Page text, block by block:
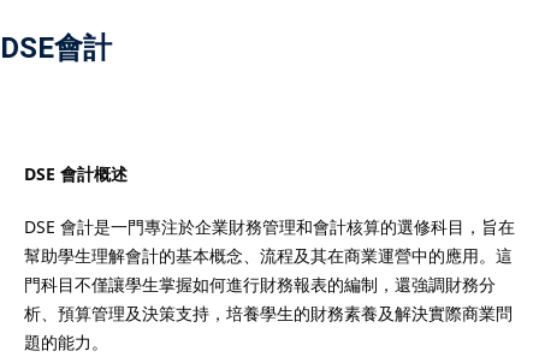
DSE會計
DSE 會計概述
DSE 會計是一門專注於企業財務管理和會計核算的選修科目，旨在
幫助學生理解會計的基本概念、流程及其在商業運營中的應用。這
門科目不僅讓學生掌握如何進行財務報表的編制，還強調財務分
析、預算管理及決策支持，培養學生的財務素養及解決實際商業問
題的能力。